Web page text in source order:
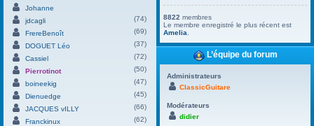
Johanne
jdcagli
(74)
FrereBenoît
(69)
DOGUET Léo
(37)
Cassiel
(72)
Pierrotinot
(50)
boineekig
(47)
Dienuedge
(45)
JACQUES vILLY
(66)
Franckinux
(62)
8822 membres
Le membre enregistré le plus récent est
Amelia
L’équipe du forum
Administrateurs
ClassicGuitare
Modérateurs
didier